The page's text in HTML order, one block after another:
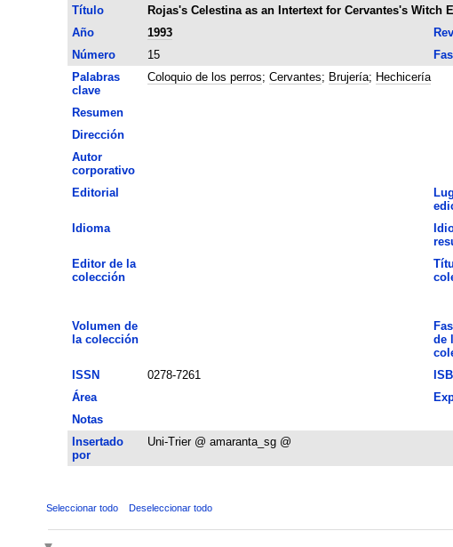
Título
Rojas's Celestina as an Intertext for Cervantes's
Año
1993
Número
15
Palabras
clave
Coloquio de los perros; Cervantes; Brujería; Hechicería
Resumen
Dirección
Autor
corporativo
Editorial
Idioma
Editor de la
colección
Volumen de
la colección
de
ISSN 0278-7261
Área
Notas
Insertado
por
Uni-Trier @ amaranta_sg @
Seleccionar todo Deseleccionar todo